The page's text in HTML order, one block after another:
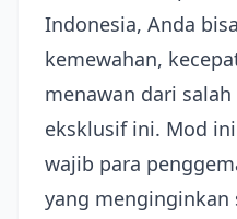
Indonesia, Anda
kemewahan,
menawan dari
eksklusif ini. Mod
wajib para
yang menginginkan